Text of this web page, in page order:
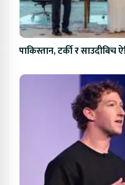
पाकिस्तान, टर्की र साउदीबिच